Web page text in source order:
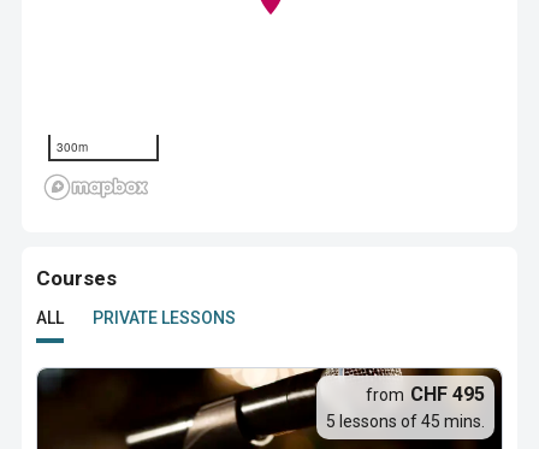
300m
Courses
ALL PRIVATE LESSONS
from CHF 495
5 lessons of 45 mins.